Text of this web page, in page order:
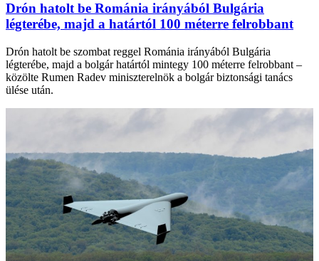
Drón hatolt be Románia irányából Bulgária
légterébe, majd a határtól 100 méterre felrobbant
Drón hatolt be szombat reggel Románia irányából Bulgária
légterébe, majd a bolgár határtól mintegy 100 méterre felrobbant –
közölte Rumen Radev miniszterelnök a bolgár biztonsági tanács
ülése után.